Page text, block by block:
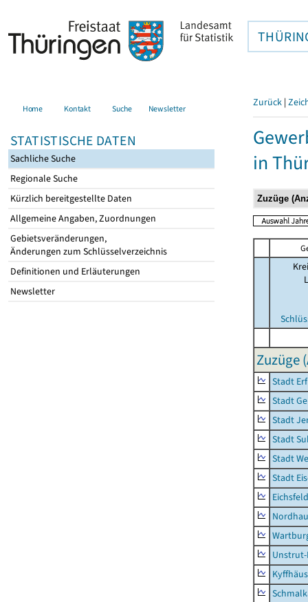
Home Kontakt Suche Newsletter
STATISTISCHE DATEN
Sachliche Suche
Regionale Suche
Kürzlich bereitgestellte Daten
Allgemeine Angaben, Zuordnungen
Gebietsveränderungen,
Änderungen zum Schlüsselverzeichnis
Definitionen und Erläuterungen
Newsletter
Zurück |
in
Zuzüge
Stadt
Stadt
Stadt
Stadt
Stadt
Stadt
Eichsfeld